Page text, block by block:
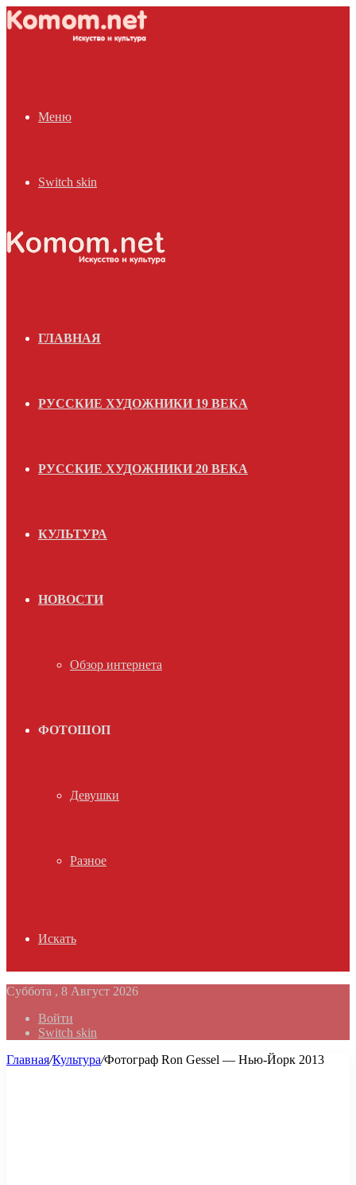
Меню
Switch skin
ГЛАВНАЯ
РУССКИЕ ХУДОЖНИКИ 19 ВЕКА
РУССКИЕ ХУДОЖНИКИ 20 ВЕКА
КУЛЬТУРА
НОВОСТИ
Обзор интернета
ФОТОШОП
Девушки
Разное
Искать
Суббота , 8 Август 2026
Войти
Switch skin
Главная/Культура/Фотограф Ron Gessel — Нью-Йорк 2013